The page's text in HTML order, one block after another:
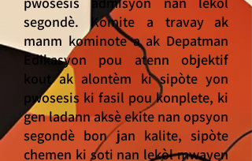
segondè.
Komite a
travay ak
manm kominote a ak Depatman
Edikasyon pou atenn objektif
kout ak alontèm
ki sipòte yon
pwosesis ki fasil pou konplete, ki
gen ladann aksè ekite nan opsyon
segondè bon jan kalite, sipòte
chemen ki soti nan lekòl mwayen